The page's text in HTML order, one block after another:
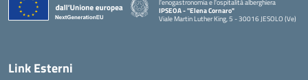
l'enogastronomia e l'ospitalità alberghiera
IPSEOA - ''Elena Cornaro"
Viale Martin Luther King, 5 - 30016 JESOLO (Ve)
— Visita la pagina iniziale della scuola
Link Esterni